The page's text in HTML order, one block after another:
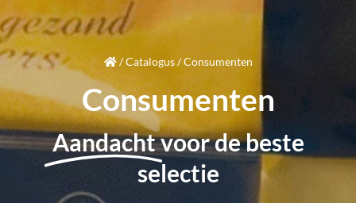
/Catalogus/Consumenten
Consumenten
Aandachtvoor de beste
selectie